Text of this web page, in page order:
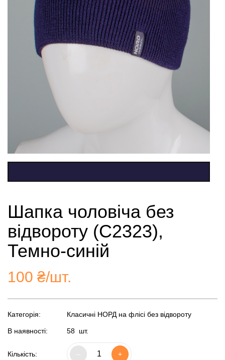
Шапка чоловіча без
відвороту (С2323),
Темно-синій
100 ₴/шт.
Категорія: Класичні НОРД на флісі без відвороту
В наявності: 58 шт.
Кількість: +